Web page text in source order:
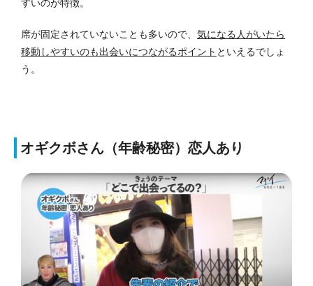
すいのが特徴。
席が固定されていないことも多いので、 気になる人がいたら
移動しやすいのも出会いにつながるポイント といえるでしょ
う。
オギクボさん（年齢秘密）恋人あり